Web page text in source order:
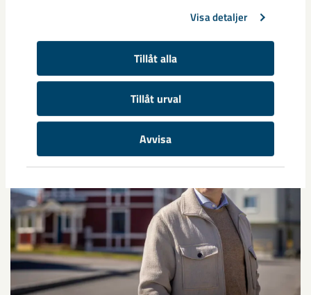
Visa detaljer
Tillåt alla
Tillåt urval
Avvisa
Nytt sovringsverk växer fram
Nu syns det hur LKAB:s nya sovringsverk successivt tar form.
Anläggningen kommer att ersätta det befintliga verket från